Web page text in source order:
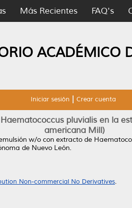
Más Recientes FAQ's
ACADÉMICO
Iniciar sesión Crear cuenta
pluvialis en la
americana Mill)
w/o con extracto de
de Nuevo León.
Non-commercial No Derivatives.